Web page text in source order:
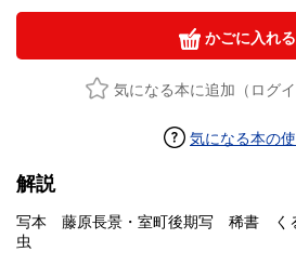
かごに入れる
気になる本に追加（ログイ
気になる本の
解説
写本 藤原長景・室町後期写 稀書 く
虫